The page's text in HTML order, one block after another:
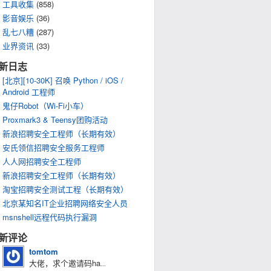
工具收集 (858)
影音娱乐 (36)
乱七八糟 (287)
业界资讯 (33)
日志
[北京][10-30K] 召唤 Python / iOS /
Android 工程师
鬼仔Robot（Wi-Fi小车）
Proxmark3 & Teensy团购活动
新浪招聘安全工程师（长期有效）
安氏领信招聘安全服务工程师
人人网招聘安全工程师
新浪招聘安全工程师（长期有效）
淘宝招聘安全测试工程（长期有效）
北京某知名IT企业招聘网络安全人员
msnshell远程代码执行漏洞
评论
tomtom
大佬，求个邀请码ha...